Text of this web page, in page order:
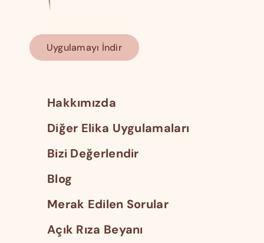
Uygulamayı İndir
Hakkımızda
Diğer Elika Uygulamaları
Bizi Değerlendir
Blog
Merak Edilen Sorular
Açık Rıza Beyanı